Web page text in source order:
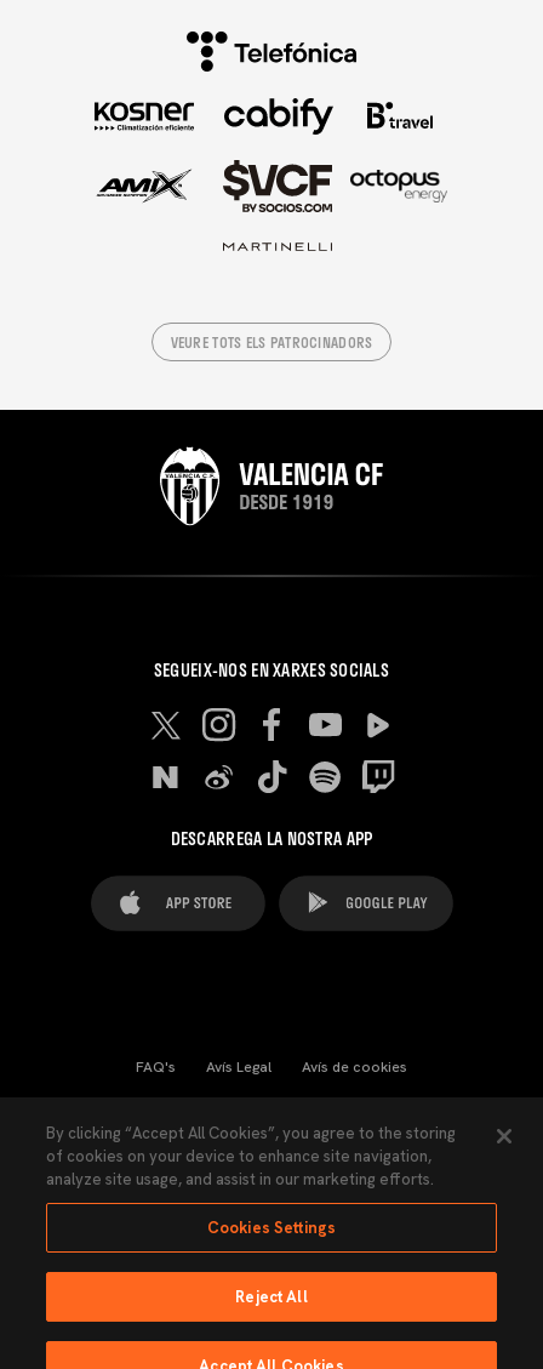
VEURE TOTS ELS PATROCINADORS
SEGUEIX-NOS EN XARXES SOCIALS
DESCARREGA LA NOSTRA APP
FAQ's Avís Legal Avís de cookies
Llei de Transparència Política de Privacitat
Accessibilitat
Ninguna parte de esta página puede ser reproducida sin el permiso del Valencia
By clicking “Accept All Cookies”, you agree to the storing
of cookies on your device to enhance site navigation,
analyze site usage, and assist in our marketing efforts.
Cookies Settings
Reject All